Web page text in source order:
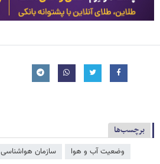
برچسب‌ها
وضعیت آب و هوا سازمان هواشناسی